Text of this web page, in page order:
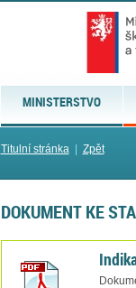
MINISTERSTVO
Titulní stránka| Zpět
DOKUMENT KE